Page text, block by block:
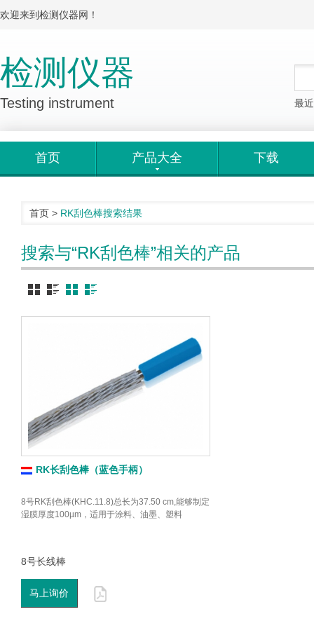
欢迎来到检测仪器网！
检测仪器
Testing instrument 最
首页 产品大全 下载
首页 > RK刮色棒搜索结果
搜索与“RK刮色棒”相关的产品
RK长刮色棒（蓝色手柄）
8号RK刮色棒(KHC.11.8)总长为37.50 cm,能够制定
湿膜厚度100µm，适用于涂料、油墨、塑料
8号长线棒
马上询价